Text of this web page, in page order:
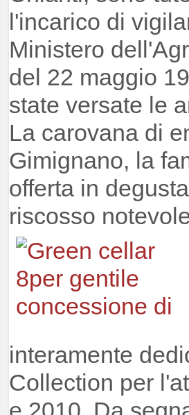
l'incarico di
Ministero
del 22 maggio
state versate le
La carovana di
Gimignano, la
offerta in
riscosso
interamente
Collection per